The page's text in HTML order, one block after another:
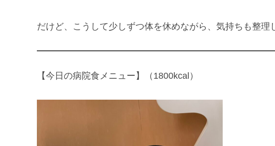
だけど、こうして少しずつ体を休めながら、気持ちも整理
【今日の病院食メニュー】（1800kcal）